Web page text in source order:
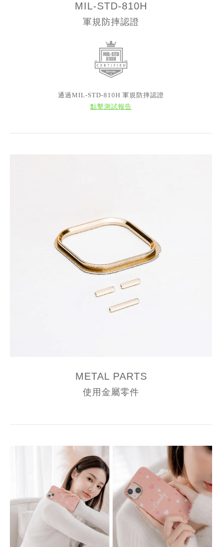
MIL-STD-810H
軍規防摔認證
通過MIL-STD-810H 軍規防摔認證
點擊測試報告
METAL PARTS
使用金屬零件